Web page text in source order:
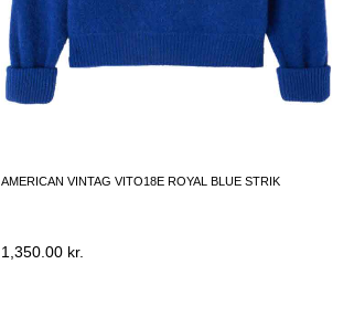
AMERICAN VINTAG VITO18E ROYAL BLUE STRIK
1,350.00 kr.